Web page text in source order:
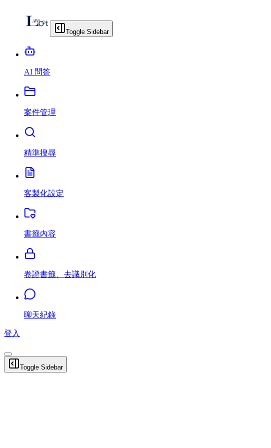
Toggle Sidebar
AI 問答
案件管理
精準搜尋
客製化設定
書籤內容
卷證書籤、去識別化
聊天紀錄
登入
Toggle Sidebar